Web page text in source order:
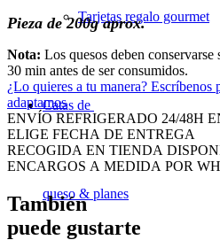
Tarjetas regalo gourmet
Catas de
queso & planes
Pieza de 200g aprox.
Nota: Los quesos deben
30 min antes de ser consumidos.
¿Lo quieres a tu manera? Escríbenos
adaptamos
ENVÍO REFRIGERADO 24/48H
ELIGE FECHA DE ENTREGA
RECOGIDA EN TIENDA
ENCARGOS A MEDIDA POR
También
puede gustarte